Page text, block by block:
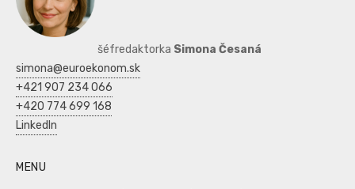
šéfredaktorka Simona Česaná
simona@euroekonom.sk
+421 907 234 066
+420 774 699 168
LinkedIn
MENU